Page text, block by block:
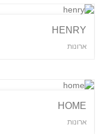
HENRY
ארונות
HOME
ארונות